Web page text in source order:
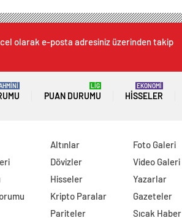
olarak e-posta adresiniz üzerinden takip
PUAN DURUMU
LİG
HISSELER
EKONOMİ
Altınlar
Dövizler
Hisseler
Kripto Paralar
Pariteler
Foto Galeri
Video Galeri
Yazarlar
Gazeteler
Sıcak Haber